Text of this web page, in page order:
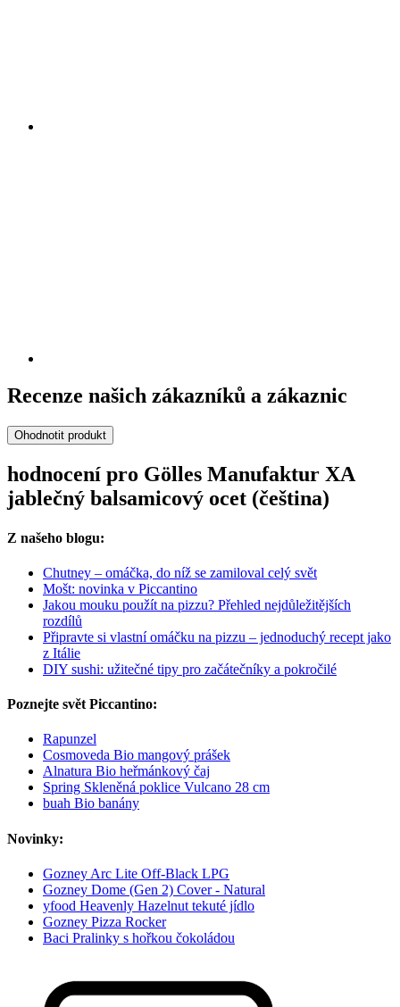
Recenze našich zákazníků a zákaznic
Ohodnotit produkt
hodnocení pro Gölles Manufaktur XA
jablečný balsamicový ocet (čeština)
Z našeho blogu:
Chutney – omáčka, do níž se zamiloval celý svět
Mošt: novinka v Piccantino
Jakou mouku použít na pizzu? Přehled nejdůležitějších
rozdílů
Připravte si vlastní omáčku na pizzu – jednoduchý recept jako
z Itálie
DIY sushi: užitečné tipy pro začátečníky a pokročilé
Poznejte svět Piccantino:
Rapunzel
Cosmoveda Bio mangový prášek
Alnatura Bio heřmánkový čaj
Spring Skleněná poklice Vulcano 28 cm
buah Bio banány
Novinky:
Gozney Arc Lite Off-Black LPG
Gozney Dome (Gen 2) Cover - Natural
yfood Heavenly Hazelnut tekuté jídlo
Gozney Pizza Rocker
Baci Pralinky s hořkou čokoládou